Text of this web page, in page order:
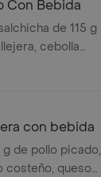
Con Bebida
de 115 g
cebolla
salsa de tomate
con bebida
de pollo picado,
costeño, queso